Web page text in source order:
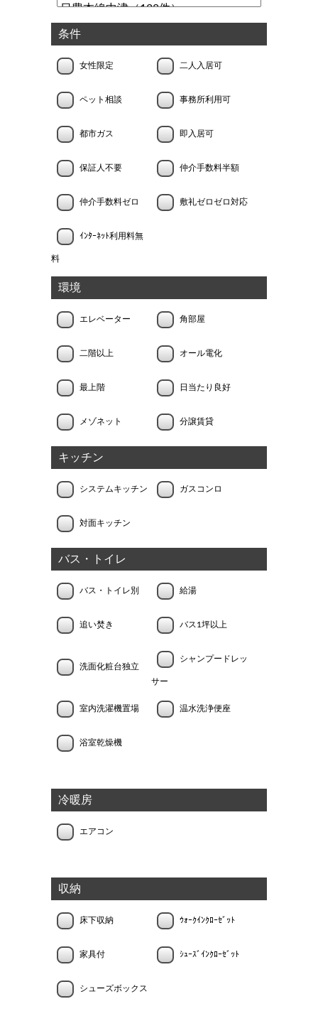
条件
女性限定 二人入居可
ペット相談 事務所利用可
都市ガス 即入居可
保証人不要 仲介手数料半額
仲介手数料ゼロ 敷礼ゼロゼロ対応
ｲﾝﾀｰﾈｯﾄ利用料無
料
環境
エレベーター 角部屋
二階以上 オール電化
最上階 日当たり良好
メゾネット 分譲賃貸
キッチン
システムキッチン ガスコンロ
対面キッチン
バス・トイレ
バス・トイレ別 給湯
追い焚き バス1坪以上
洗面化粧台独立
シャンプードレッ
サー
室内洗濯機置場 温水洗浄便座
浴室乾燥機
冷暖房
エアコン
収納
床下収納 ｳｫｰｸｲﾝｸﾛｰｾﾞｯﾄ
家具付 ｼｭｰｽﾞｲﾝｸﾛｰｾﾞｯﾄ
シューズボックス